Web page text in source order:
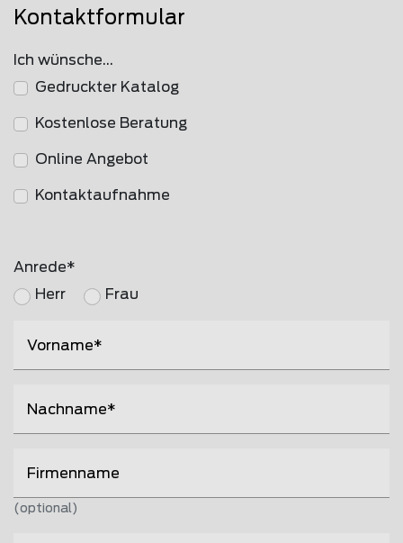
Kontaktformular
Ich wünsche...
Gedruckter Katalog
Kostenlose Beratung
Online Angebot
Kontaktaufnahme
Anrede
Herr
Frau
Vorname
Nachname
Firmenname
(optional)